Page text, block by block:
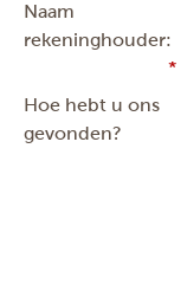
Naam
rekeninghouder:
Hoe hebt u ons
gevonden?